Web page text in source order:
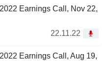
Earnings Call, Nov 22,
22.11.22
Earnings Call, Aug 19,